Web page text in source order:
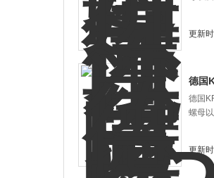
更新
德国
德国
螺母
更新